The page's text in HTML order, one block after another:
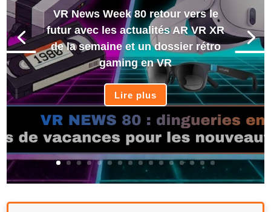
VR News Week 80 retour vers le
futur avec les actualités AR VR XR
de la semaine et un dossier rétro
gaming en VR
Lire plus